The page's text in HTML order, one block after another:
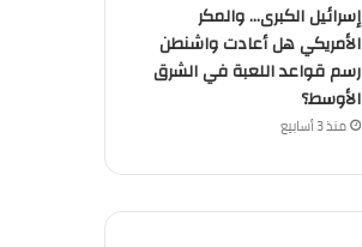
إسرائيل الكبرى… والمكر
الأمريكي هل أعادت واشنطن
رسم قواعد اللعبة في الشرق
الأوسط؟
منذ 3 أسابيع